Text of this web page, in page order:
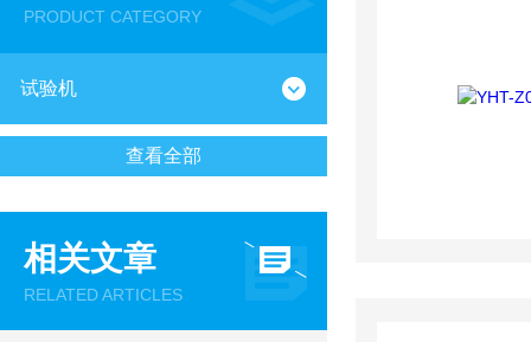
PRODUCT CATEGORY
试验机
查看全部
相关文章
RELATED ARTICLES